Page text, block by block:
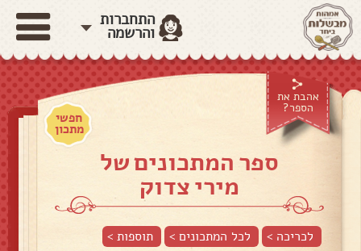
התחברות
והרשמה
אהבת את
הספר?
חפשי
מתכון
ספר המתכונים של
מירי צדוק
לכריכה > לכל המתכונים > תוספות>